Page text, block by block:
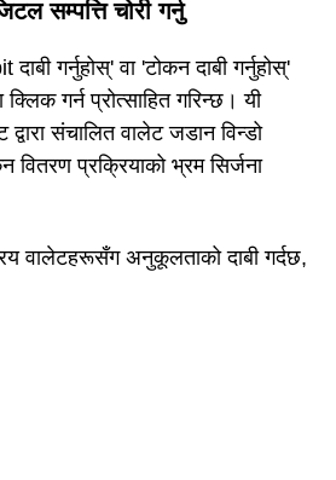
सम्पत्ति चोरी गर्नु
गर्नुहोस्' वा 'टोकन दाबी गर्नुहोस्'
गर्न प्रोत्साहित गरिन्छ। यी
संचालित वालेट जडान विन्डो
प्रक्रियाको भ्रम सिर्जना
वालेटहरूसँग अनुकूलताको दाबी गर्दछ,